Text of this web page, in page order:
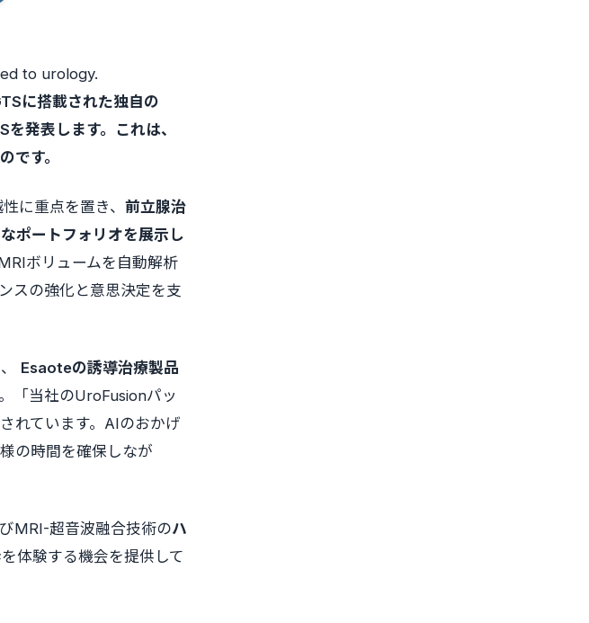
to urology.
に搭載された独自の
発表します。これは、
です。
に重点を置き、 前立腺治
ポートフォリオを展示し
ボリュームを自動解析
スの強化と意思決定を支
Esaoteの誘導治療製品
「当社のUroFusionパッ
れています。AIのおかげ
の時間を確保しなが
MRI-超音波融合技術のハ
体験する機会を提供して